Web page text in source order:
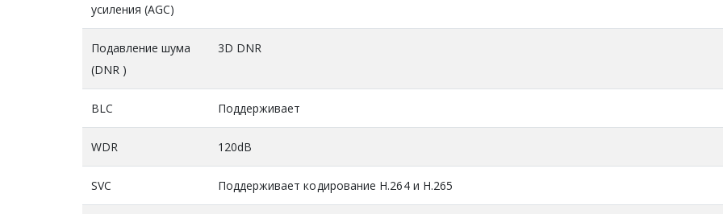
усиления (AGC)
Подавление шума
(DNR )
3D DNR
BLC Поддерживает
WDR 120dB
SVC Поддерживает кодирование H.264 и H.265